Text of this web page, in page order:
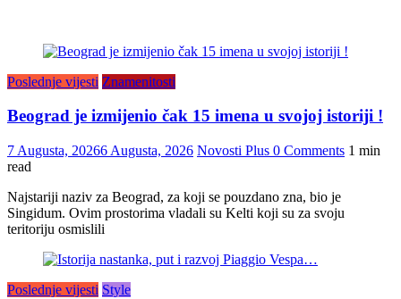
Poslednje vijesti Znamenitosti
Beograd je izmijenio čak 15 imena u svojoj istoriji !
7 Augusta, 20266 Augusta, 2026 Novosti Plus 0 Comments 1 min
read
Najstariji naziv za Beograd, za koji se pouzdano zna, bio je
Singidum. Ovim prostorima vladali su Kelti koji su za svoju
teritoriju osmislili
Poslednje vijesti Style